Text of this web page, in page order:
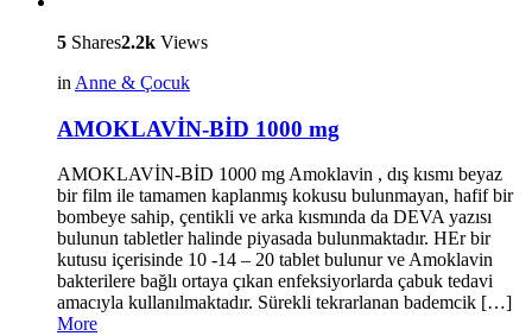
5 Shares2.2k Views
in Anne & Çocuk
AMOKLAVİN-BİD 1000 mg
AMOKLAVİN-BİD 1000 mg Amoklavin , dış kısmı beyaz
bir film ile tamamen kaplanmış kokusu bulunmayan, hafif bir
bombeye sahip, çentikli ve arka kısmında da DEVA yazısı
bulunun tabletler halinde piyasada bulunmaktadır. HEr bir
kutusu içerisinde 10 -14 – 20 tablet bulunur ve Amoklavin
bakterilere bağlı ortaya çıkan enfeksiyorlarda çabuk tedavi
amacıyla kullanılmaktadır. Sürekli tekrarlanan bademcik […]
More